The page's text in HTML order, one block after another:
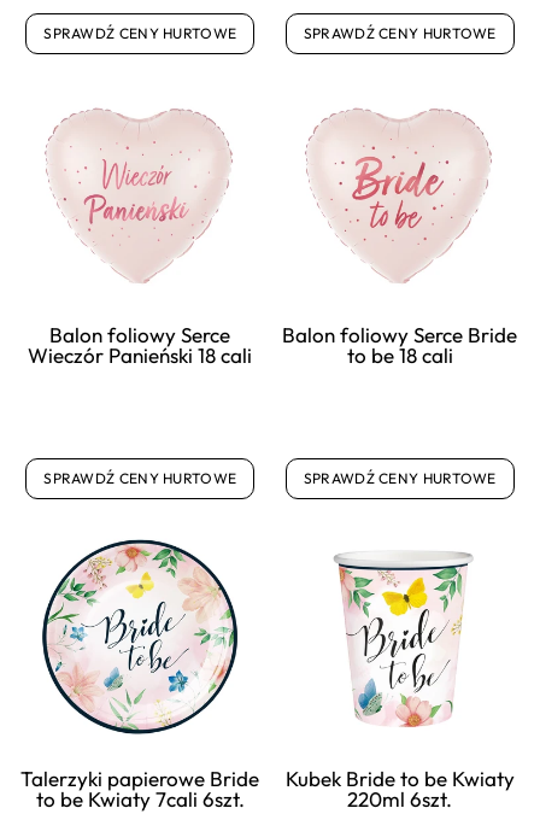
SPRAWDŹ CENY HURTOWE SPRAWDŹ CENY HURTOWE
Balon foliowy Serce
Wieczór Panieński 18 cali
SPRAWDŹ CENY HURTOWE
Balon foliowy Serce Bride
to be 18 cali
SPRAWDŹ CENY HURTOWE
Talerzyki papierowe Bride
to be Kwiaty 7cali 6szt.
Kubek Bride to be Kwiaty
220ml 6szt.